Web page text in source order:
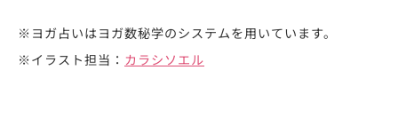
※ヨガ占いはヨガ数秘学のシステムを用いています。
※イラスト担当： カラシソエル